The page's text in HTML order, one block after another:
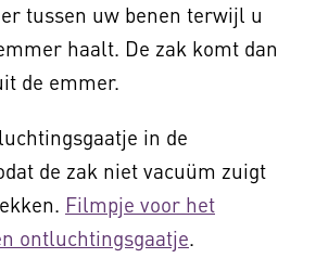
tussen uw benen terwijl u
haalt. De zak komt dan
de emmer.
in de
de zak niet vacuüm zuigt
Filmpje voor het
ontluchtingsgaatje.